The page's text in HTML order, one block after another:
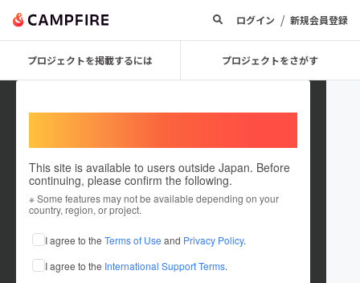
ログイン / 新規会員登録
プロジェクトを掲載するには プロジェクトをさがす
This site is available to users outside Japan. Before
continuing, please confirm the following.
※ Some features may not be available depending on your
country, region, or project.
I agree to the Terms of Use and Privacy Policy.
I agree to the International Support Terms.
TODO AMUSEMENT JAPAN
これまでに1件のプロジェクトを投稿しています
在住国：日本 現在地：神奈川県